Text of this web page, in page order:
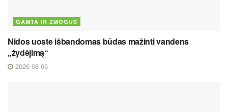
GAMTA IR ŽMOGUS
Nidos uoste išbandomas būdas mažinti vandens
„žydėjimą“
2026 08 06